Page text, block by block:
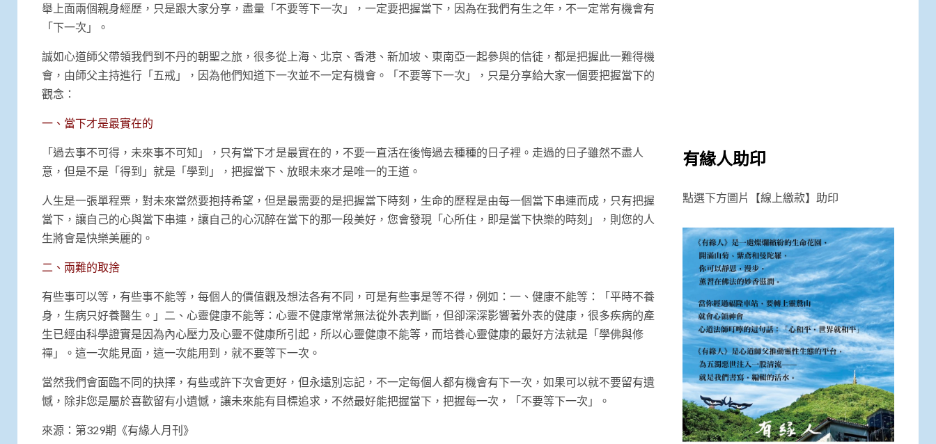
舉上面兩個親身經歷，只是跟大家分享，盡量「不要等下一次」，一定要把握當下，因為在我們有生之年，不一定常有機會有
「下一次」。
誠如心道師父帶領我們到不丹的朝聖之旅，很多從上海、北京、香港、新加坡、東南亞一起參與的信徒，都是把握此一難得機
會，由師父主持進行「五戒」，因為他們知道下一次並不一定有機會。「不要等下一次」，只是分享給大家一個要把握當下的
觀念：
一、當下才是最實在的
「過去事不可得，未來事不可知」，只有當下才是最實在的，不要一直活在後悔過去種種的日子裡。走過的日子雖然不盡人
意，但是不是「得到」就是「學到」，把握當下、放眼未來才是唯一的王道。
人生是一張單程票，對未來當然要抱持希望，但是最需要的是把握當下時刻，生命的歷程是由每一個當下串連而成，只有把握
當下，讓自己的心與當下串連，讓自己的心沉醉在當下的那一段美好，您會發現「心所住，即是當下快樂的時刻」，則您的人
生將會是快樂美麗的。
二、兩難的取捨
有些事可以等，有些事不能等，每個人的價值觀及想法各有不同，可是有些事是等不得，例如：一、健康不能等：「平時不養
身，生病只好養醫生。」二、心靈健康不能等：心靈不健康常常無法從外表判斷，但卻深深影響著外表的健康，很多疾病的產
生已經由科學證實是因為內心壓力及心靈不健康所引起，所以心靈健康不能等，而培養心靈健康的最好方法就是「學佛與修
禪」。這一次能見面，這一次能用到，就不要等下一次。
當然我們會面臨不同的抉擇，有些或許下次會更好，但永遠別忘記，不一定每個人都有機會有下一次，如果可以就不要留有遺
憾，除非您是屬於喜歡留有小遺憾，讓未來能有目標追求，不然最好能把握當下，把握每一次，「不要等下一次」。
來源：第329期《有緣人月刊》
有緣人助印
點選下方圖片【線上繳款】助印